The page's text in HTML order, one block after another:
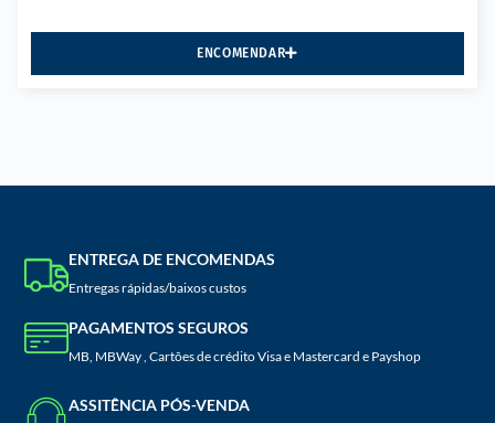
ENCOMENDAR
ENTREGA DE ENCOMENDAS
Entregas rápidas/baixos custos
PAGAMENTOS SEGUROS
MB, MBWay , Cartões de crédito Visa e Mastercard e Payshop
ASSITÊNCIA PÓS-VENDA